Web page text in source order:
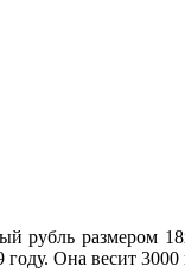
рубль размером
Она весит 3000